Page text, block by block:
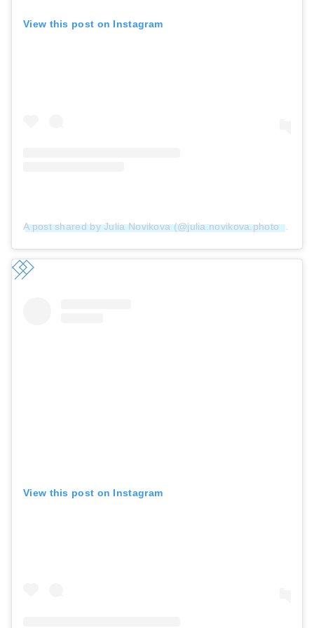
View this post on Instagram
A post shared by Julia Novikova (@julia.novikova.photo)on
View this post on Instagram